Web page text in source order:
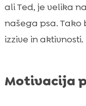
ali Ted, je velika
našega psa.
izzive in aktivnosti.
Motivacija